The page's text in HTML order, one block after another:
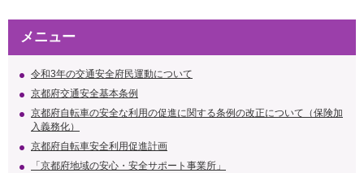
メニュー
令和3年の交通安全府民運動について
京都府交通安全基本条例
京都府自転車の安全な利用の促進に関する条例の改正について（保険加
入義務化）
京都府自転車安全利用促進計画
「京都府地域の安心・安全サポート事業所」